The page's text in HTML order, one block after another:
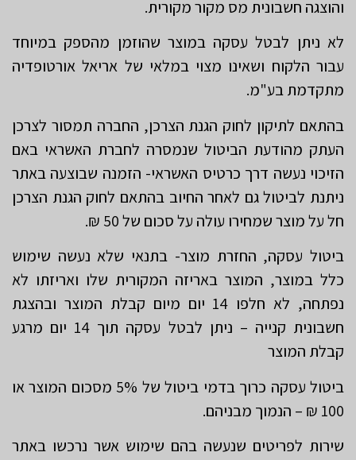
והוצגה חשבונית מס מקור מקורית.
לא ניתן לבטל עסקה במוצר שהוזמן מהספק במיוחד
עבור הלקוח ושאינו מצוי במלאי של אריאל אורטופדיה
מתקדמת בע"מ.
בהתאם לתיקון לחוק הגנת הצרכן, החברה תמסור לצרכן
העתק מהודעת הביטול שנמסרה לחברת האשראי באם
הזיכוי נעשה דרך כרטיס האשראי- הזמנה שבוצעה באתר
ניתנת לביטול גם לאחר החיוב בהתאם לחוק הגנת הצרכן
חל על מוצר שמחירו עולה על סכום של 50 ₪.
ביטול עסקה, החזרת מוצר- בתנאי שלא נעשה שימוש
כלל במוצר, המוצר באריזה המקורית שלו ואריזתו לא
נפתחה, לא חלפו 14 יום מיום קבלת המוצר ובהצגת
חשבונית קנייה – ניתן לבטל עסקה תוך 14 יום מרגע
קבלת המוצר
ביטול עסקה כרוך בדמי ביטול של 5% מסכום המוצר או
100 ₪ – הנמוך מבניהם.
שירות לפריטים שנעשה בהם שימוש אשר נרכשו באתר